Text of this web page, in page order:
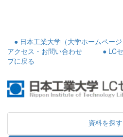
● 日本工業大学（大学ホームページ
アクセス・お問い合わせ
● LC
プに戻る
資料を探す